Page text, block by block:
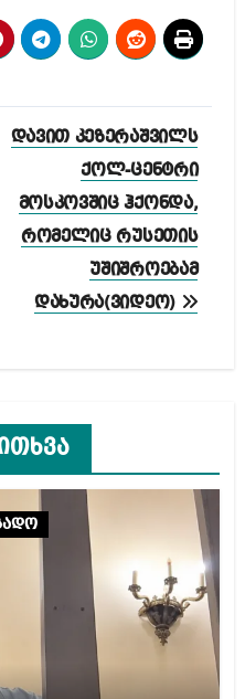
დავით კეზერაშვილს
ქოლ-ცენტრი
მოსკოვშიც ჰქონდა,
რომელიც რუსეთის
უშიშროებამ
დახურა(ვიდეო)